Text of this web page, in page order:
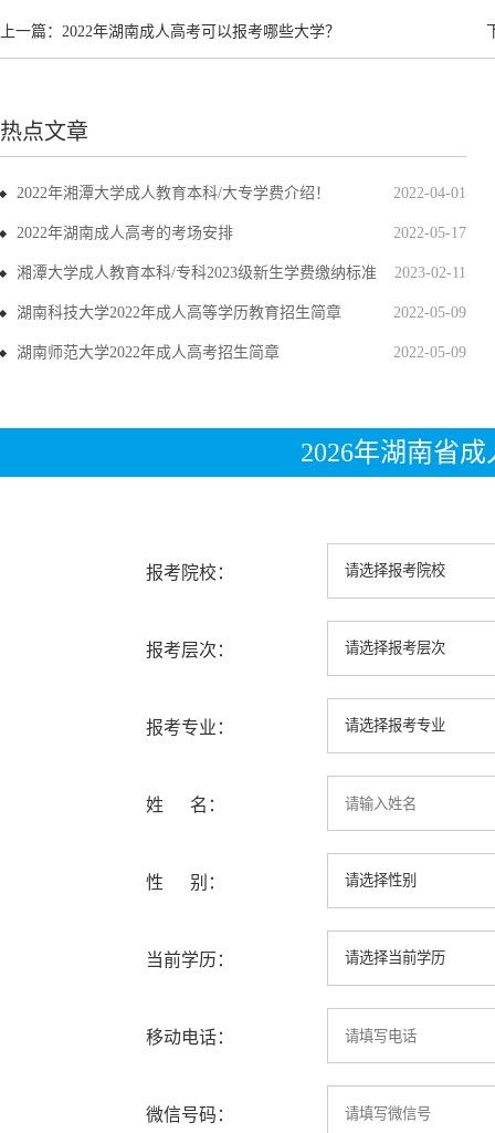
上一篇： 2022年湖南成人高考可以报考哪些大学？
热点文章
2022-04-01
2022年湘潭大学成人教育本科/大专学费介绍！
2022-05-17
2022年湖南成人高考的考场安排
2023-02-11
湘潭大学成人教育本科/专科2023级新生学费缴纳标准
2022-05-09
湖南科技大学2022年成人高等学历教育招生简章
2022-05-09
湖南师范大学2022年成人高考招生简章
2026年湖南省
报考院校：
报考层次：
报考专业：
姓 名：
性 别：
当前学历：
移动电话：
微信号码：